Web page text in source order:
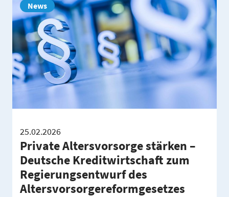
News
25.02.2026
Private Altersvorsorge stärken –
Deutsche Kreditwirtschaft zum
Regierungsentwurf des
Altersvorsorgereformgesetzes